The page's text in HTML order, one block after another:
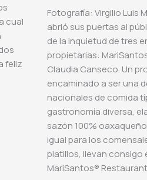
cual
feliz
Fotografía: Virgilio Luis
abrió sus puertas al
de la inquietud de tres
propietarias:
Claudia Canseco. Un
encaminado a ser una
nacionales de comida
gastronomía diversa,
sazón 100%
igual para los
platillos, llevan consigo
MariSantos®️